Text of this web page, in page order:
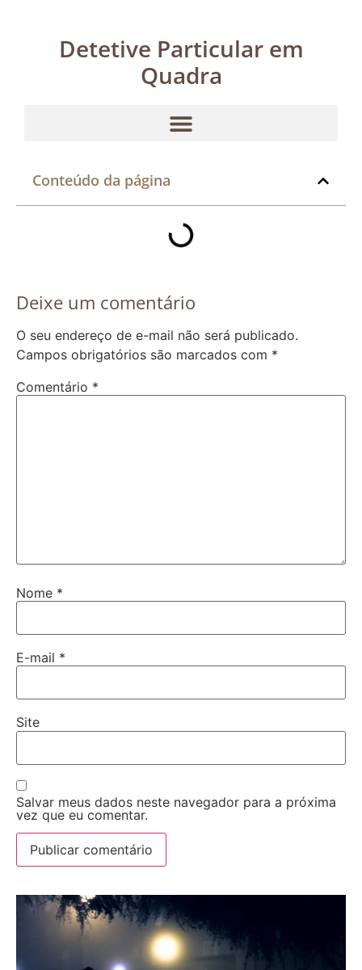
Detetive Particular em
Quadra
Conteúdo da página
Deixe um comentário
O seu endereço de e-mail não será publicado.
Campos obrigatórios são marcados com *
Comentário *
Nome *
E-mail *
Site
Salvar meus dados neste navegador para a próxima
vez que eu comentar.